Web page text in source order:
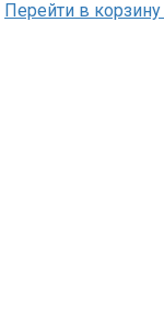
Перейти в корзину